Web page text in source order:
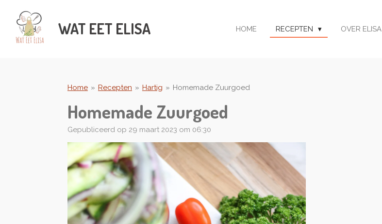
direct
WAT EET ELISA HOME RECEPTEN OVER ELISA
Home » Recepten » Hartig » Homemade Zuurgoed
Homemade Zuurgoed
Gepubliceerd op 29 maart 2023 om 06:30